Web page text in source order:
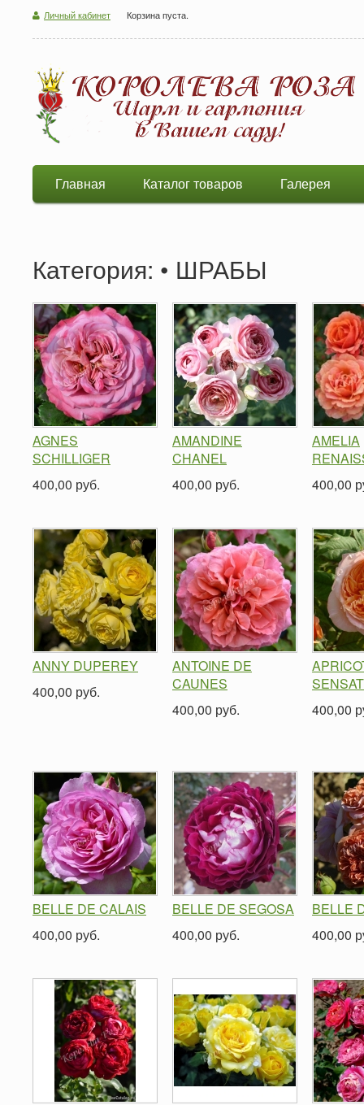
Личный кабинет Корзина пуста.
Главная Каталог товаров Галерея
Категория: • ШРАБЫ
AGNES
SCHILLIGER
400,00 руб.
AMANDINE
CHANEL
400,00 руб.
AMELIA
400,00
ANNY DUPEREY
400,00 руб.
ANTOINE DE
CAUNES
400,00 руб.
400,00
BELLE DE CALAIS
400,00 руб.
BELLE DE SEGOSA
400,00 руб.
BELLE
400,00